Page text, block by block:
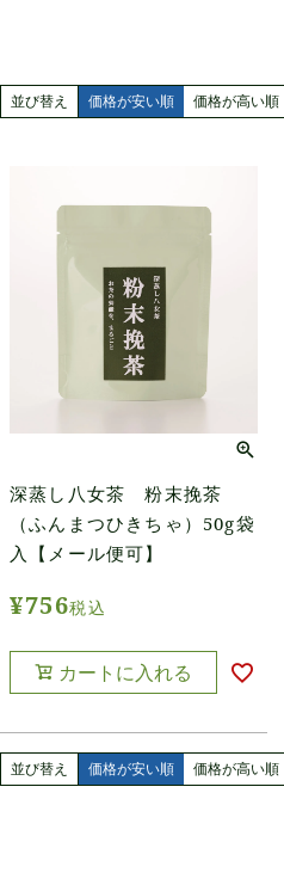
並び替え 価格が安い順 価格が高い順
深蒸し八女茶 粉末挽茶
（ふんまつひきちゃ）50g袋
入【メール便可】
¥756税込
カートに入れる
並び替え 価格が安い順 価格が高い順